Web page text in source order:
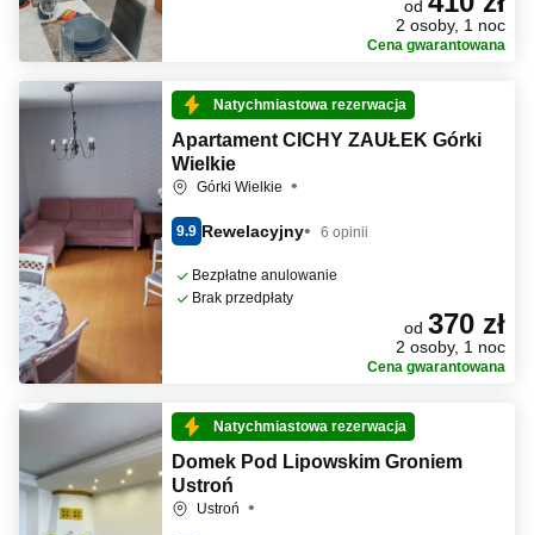
od
2 osoby, 1 noc
Cena gwarantowana
Natychmiastowa rezerwacja
Apartament CICHY ZAUŁEK Górki
Wielkie
Górki Wielkie
9.9 Rewelacyjny 6 opinii
Bezpłatne anulowanie
Brak przedpłaty
od 370 zł
2 osoby, 1 noc
Cena gwarantowana
Natychmiastowa rezerwacja
Domek Pod Lipowskim Groniem
Ustroń
Ustroń